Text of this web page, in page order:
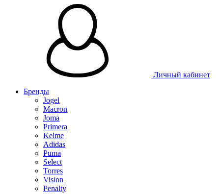
Личный кабинет
Бренды
Jogel
Macron
Joma
Primera
Kelme
Adidas
Puma
Select
Torres
Vision
Penalty
Таблица размеров